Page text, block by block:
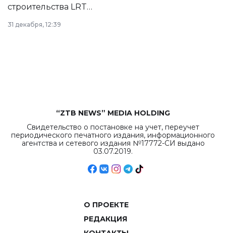
строительства LRT
в Астане из
республиканского
31 декабря, 12:39
“ZTB NEWS” MEDIA HOLDING
Свидетельство о постановке на учет, переучет
периодического печатного издания, информационного
агентства и сетевого издания №17772-СИ выдано
03.07.2019.
О ПРОЕКТЕ
РЕДАКЦИЯ